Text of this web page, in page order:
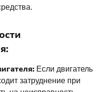
Если двигатель
затруднение при